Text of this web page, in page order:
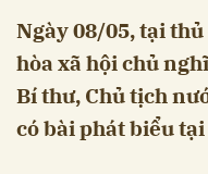
Ngày 08/05, tại
hòa xã hội chủ
Bí thư, Chủ tịch
có bài phát biểu